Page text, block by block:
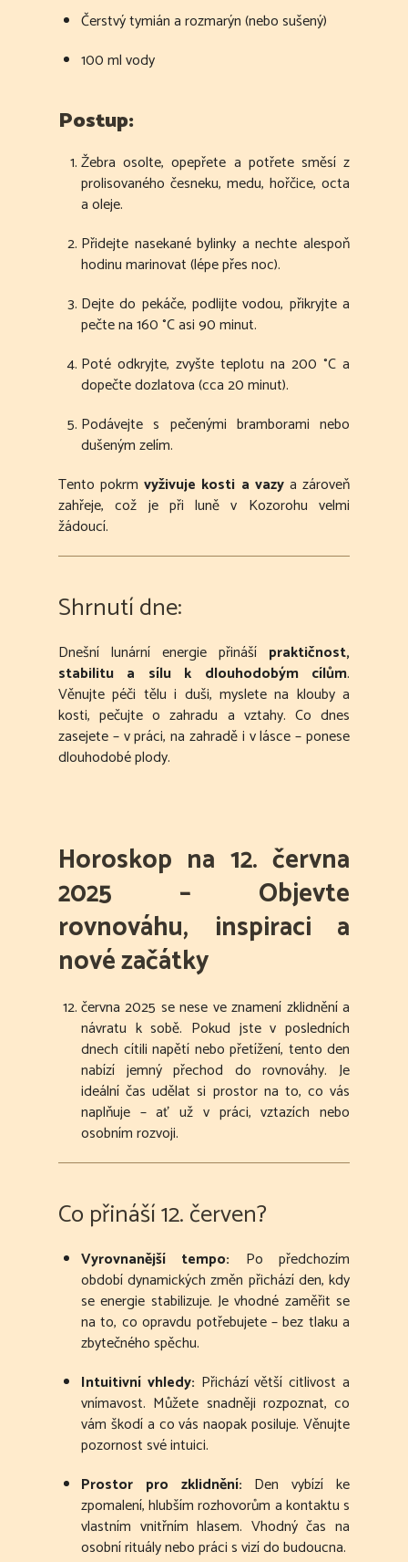
Čerstvý tymián a rozmarýn (nebo sušený)
100 ml vody
Postup:
Žebra osolte, opepřete a potřete směsí z
prolisovaného česneku, medu, hořčice, octa
a oleje.
Přidejte nasekané bylinky a nechte alespoň
hodinu marinovat (lépe přes noc).
Dejte do pekáče, podlijte vodou, přikryjte a
pečte na 160 °C asi 90 minut.
Poté odkryjte, zvyšte teplotu na 200 °C a
dopečte dozlatova (cca 20 minut).
Podávejte s pečenými bramborami nebo
dušeným zelím.
Tento pokrmvyživuje kosti a vazya zároveň
zahřeje, což je při luně v Kozorohu velmi
žádoucí.
Shrnutí dne:
Dnešní lunární energie přináší praktičnost,
stabilitu a sílu k dlouhodobým cílům.
Věnujte péči tělu i duši, myslete na klouby a
kosti, pečujte o zahradu a vztahy. Co dnes
zasejete – v práci, na zahradě i v lásce – ponese
dlouhodobé plody.
Horoskop na 12. června
2025 – Objevte
rovnováhu, inspiraci a
nové začátky
června 2025 se nese ve znamení zklidnění a
návratu k sobě. Pokud jste v posledních
dnech cítili napětí nebo přetížení, tento den
nabízí jemný přechod do rovnováhy. Je
ideální čas udělat si prostor na to, co vás
naplňuje – ať už v práci, vztazích nebo
osobním rozvoji.
Co přináší 12. červen?
Vyrovnanější tempo: Po předchozím
období dynamických změn přichází den, kdy
se energie stabilizuje. Je vhodné zaměřit se
na to, co opravdu potřebujete – bez tlaku a
zbytečného spěchu.
Intuitivní vhledy: Přichází větší citlivost a
vnímavost. Můžete snadněji rozpoznat, co
vám škodí a co vás naopak posiluje. Věnujte
pozornost své intuici.
Prostor pro zklidnění: Den vybízí ke
zpomalení, hlubším rozhovorům a kontaktu s
vlastním vnitřním hlasem. Vhodný čas na
osobní rituály nebo práci s vizí do budoucna.